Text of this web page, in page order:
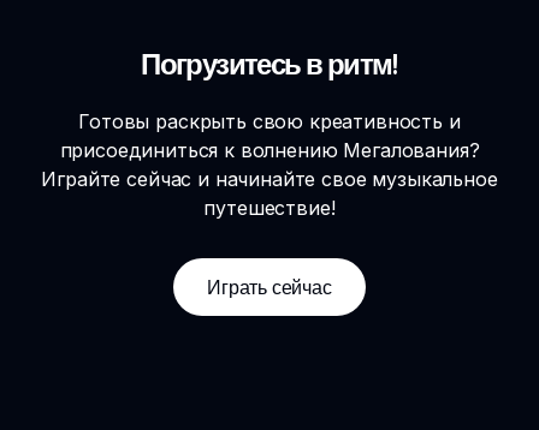
Погрузитесь в ритм!
Готовы раскрыть свою креативность и
присоединиться к волнению Мегалования?
Играйте сейчас и начинайте свое музыкальное
путешествие!
Играть сейчас